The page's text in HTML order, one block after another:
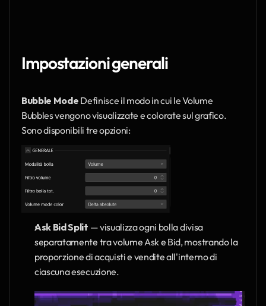
Impostazioni generali
Bubble Mode Definisce il modo in cui le Volume
Bubbles vengono visualizzate e colorate sul grafico.
Sono disponibili tre opzioni:
Ask Bid Split — visualizza ogni bolla divisa
separatamente tra volume Ask e Bid, mostrando la
proporzione di acquisti e vendite all'interno di
ciascuna esecuzione.